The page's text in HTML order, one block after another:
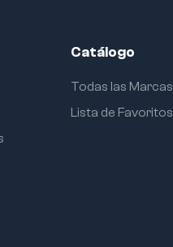
Catálogo
Todas las Marcas
Lista de Favoritos